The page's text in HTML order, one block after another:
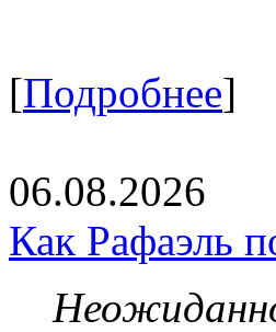
[Подробнее]
06.08.2026
Как Рафаэль